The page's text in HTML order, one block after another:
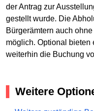
der Antrag zur
gestellt wurde. Die
Bürgerämtern auch
möglich. Optional bieten
weiterhin die Buchung
Weitere